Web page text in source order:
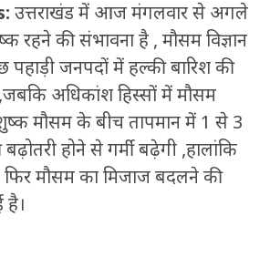
उत्तराखंड में आज मंगलवार से अगले
रहने की संभावना है , मौसम विज्ञान
पहाड़ी जनपदों में हल्की बारिश की
अधिकांश हिस्सों में मौसम
मौसम के बीच तापमान में 1 से 3
होने से गर्मी बढ़ेगी ,हालांकि
मौसम का मिजाज बदलने की
है।